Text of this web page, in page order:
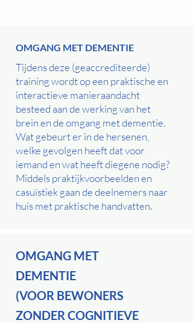
OMGANG MET DEMENTIE ​
Tijdens deze (geaccrediteerde)
training wordt op een praktische en
interactieve manieraandacht
besteed aan de werking van het
brein en de omgang met dementie.
Wat gebeurt er in de hersenen,
welke gevolgen heeft dat voor
iemand en wat heeft diegene nodig?
Middels praktijkvoorbeelden en
casuïstiek gaan de deelnemers naar
huis met praktische handvatten.
OMGANG MET
DEMENTIE
(VOOR BEWONERS
ZONDER COGNITIEVE